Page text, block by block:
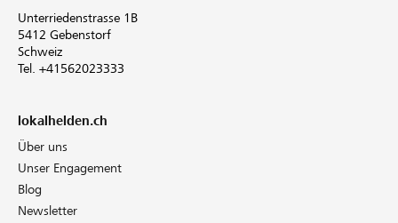
Unterriedenstrasse 1B
5412 Gebenstorf
Schweiz
Tel. +41562023333
lokalhelden.ch
Über uns
Unser Engagement
Blog
Newsletter